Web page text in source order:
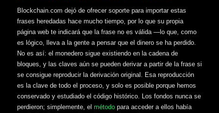
Blockchain.com dejó de ofrecer soporte para importar estas
frases heredadas hace mucho tiempo, por lo que su propia
página web te indicará que la frase no es válida —lo que, como
es lógico, lleva a la gente a pensar que el dinero se ha perdido.
No es así: el monedero sigue existiendo en la cadena de
bloques, y las claves aún se pueden derivar a partir de la frase si
se consigue reproducir la derivación original. Esa reproducción
es la clave de todo el proceso, y solo es posible porque hemos
conservado y estudiado el código histórico. Los fondos nunca se
perdieron; simplemente, el método para acceder a ellos había